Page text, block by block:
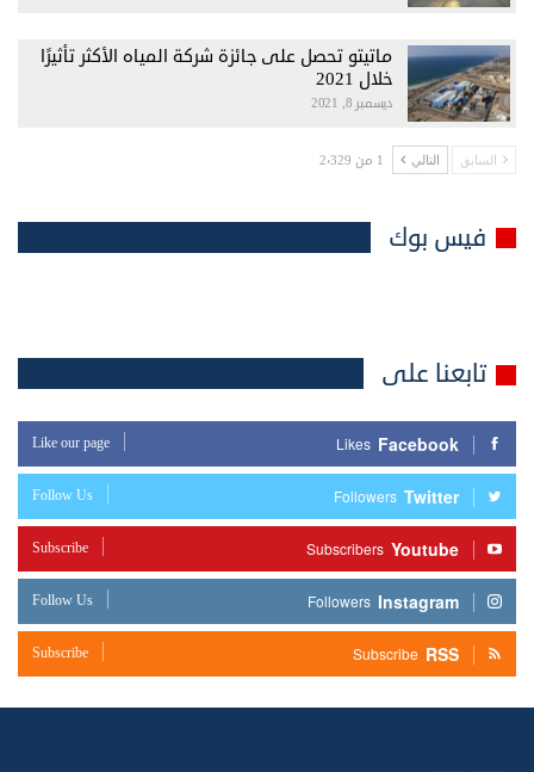
ماتيتو تحصل على جائزة شركة المياه الأكثر تأثيرًا
خلال 2021
ديسمبر 8, 2021
السابق التالي 1 من 2٬329
فيس بوك
تابعنا على
Facebook
Likes
Like our page
Twitter
Followers
Follow Us
Youtube
Subscribers
Subscribe
Instagram
Followers
Follow Us
RSS
Subscribe
Subscribe